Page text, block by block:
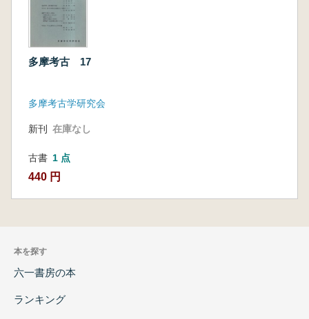
多摩考古 17
多摩考古学研究会
新刊 在庫なし
古書 1 点
440 円
本を探す
六一書房の本
ランキング